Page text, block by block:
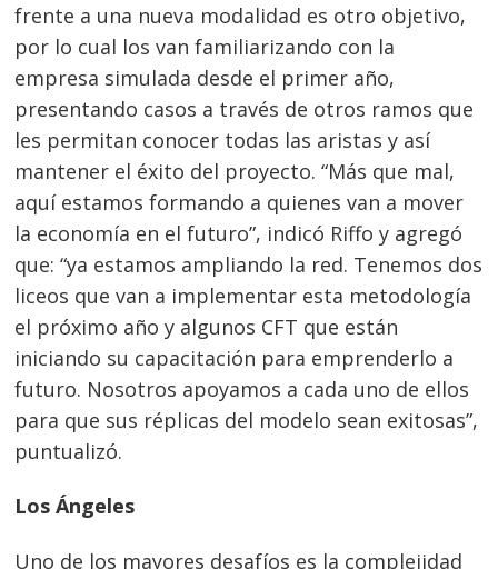
frente a una nueva modalidad es otro objetivo,
por lo cual los van familiarizando con la
empresa simulada desde el primer año,
presentando casos a través de otros ramos que
les permitan conocer todas las aristas y así
mantener el éxito del proyecto. “Más que mal,
aquí estamos formando a quienes van a mover
la economía en el futuro”, indicó Riffo y agregó
que: “ya estamos ampliando la red. Tenemos dos
liceos que van a implementar esta metodología
el próximo año y algunos CFT que están
iniciando su capacitación para emprenderlo a
futuro. Nosotros apoyamos a cada uno de ellos
para que sus réplicas del modelo sean exitosas”,
puntualizó.
Los Ángeles
Uno de los mayores desafíos es la complejidad
Navegación